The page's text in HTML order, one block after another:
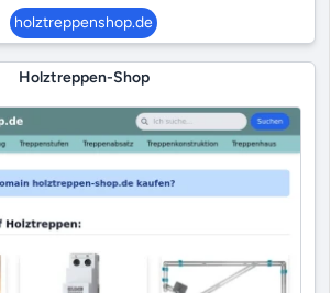
holztreppenshop.de
Holztreppen-Shop